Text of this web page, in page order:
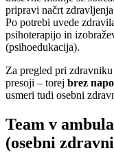
pripravi načrt
Po potrebi uvede
psihoterapijo in
(psihoedukacija).
Za pregled pri
presoji – torej brez
usmeri tudi osebni
Team v
(osebni